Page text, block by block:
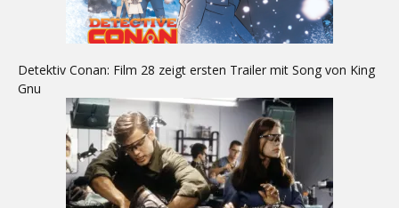
Detektiv Conan: Film 28 zeigt ersten Trailer mit Song von King
Gnu